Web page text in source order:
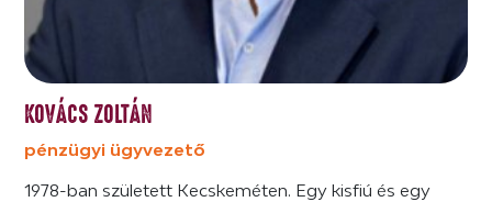
KOVÁCS ZOLTÁN
pénzügyi ügyvezető
1978-ban született Kecskeméten. Egy kisfiú és egy